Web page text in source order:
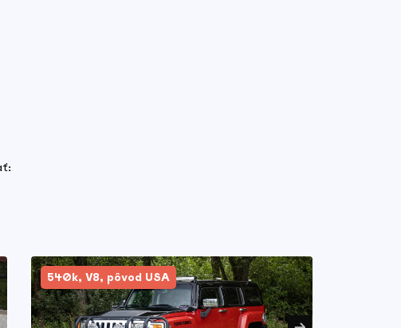
540k, V8, pôvod USA